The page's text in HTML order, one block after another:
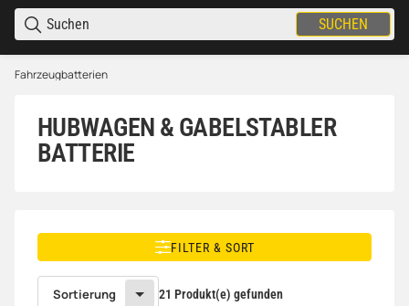
SUCHEN
Fahrzeugbatterien
HUBWAGEN & GABELSTABLER
BATTERIE
FILTER & SORT
Sortierung 21 Produkt(e) gefunden